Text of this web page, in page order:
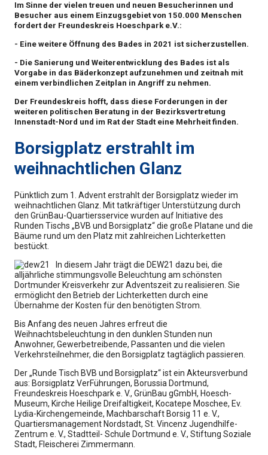
Im Sinne der vielen treuen und neuen Besucherinnen und
Besucher aus einem Einzugsgebiet von 150.000 Menschen
fordert der Freundeskreis Hoeschpark e.V.:
- Eine weitere Öffnung des Bades in 2021 ist sicherzustellen.
- Die Sanierung und Weiterentwicklung des Bades ist als
Vorgabe in das Bäderkonzept aufzunehmen und zeitnah mit
einem verbindlichen Zeitplan in Angriff zu nehmen.
Der Freundeskreis hofft, dass diese Forderungen in der
weiteren politischen Beratung in der Bezirksvertretung
Innenstadt-Nord und im Rat der Stadt eine Mehrheit finden.
Borsigplatz erstrahlt im
weihnachtlichen Glanz
Pünktlich zum 1. Advent erstrahlt der Borsigplatz wieder im
weihnachtlichen Glanz. Mit tatkräftiger Unterstützung durch
den GrünBau-Quartiersservice wurden auf Initiative des
Runden Tischs „BVB und Borsigplatz“ die große Platane und die
Bäume rund um den Platz mit zahlreichen Lichterketten
bestückt.
In diesem Jahr trägt die DEW21 dazu bei, die
alljährliche stimmungsvolle Beleuchtung am schönsten
Dortmunder Kreisverkehr zur Adventszeit zu realisieren. Sie
ermöglicht den Betrieb der Lichterketten durch eine
Übernahme der Kosten für den benötigten Strom.
Bis Anfang des neuen Jahres erfreut die
Weihnachtsbeleuchtung in den dunklen Stunden nun
Anwohner, Gewerbetreibende, Passanten und die vielen
Verkehrsteilnehmer, die den Borsigplatz tagtäglich passieren.
Der „Runde Tisch BVB und Borsigplatz“ ist ein Akteursverbund
aus: Borsigplatz VerFührungen, Borussia Dortmund,
Freundeskreis Hoeschpark e. V., GrünBau gGmbH, Hoesch-
Museum, Kirche Heilige Dreifaltigkeit, Kocatepe Moschee, Ev.
Lydia-Kirchengemeinde, Machbarschaft Borsig 11 e. V.,
Quartiersmanagement Nordstadt, St. Vincenz Jugendhilfe-
Zentrum e. V., Stadtteil- Schule Dortmund e. V., Stiftung Soziale
Stadt, Fleischerei Zimmermann.